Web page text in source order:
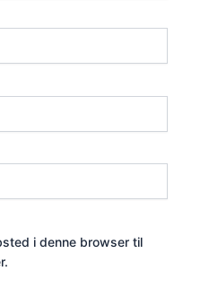
i denne browser til